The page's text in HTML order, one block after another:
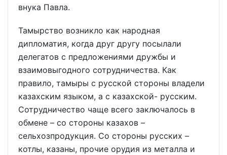
внука Павла.
Тамырство возникло как народная
дипломатия, когда друг другу посылали
делегатов с предложениями дружбы и
взаимовыгодного сотрудничества. Как
правило, тамыры с русской стороны владели
казахским языком, а с казахской- русским.
Сотрудничество чаще всего заключалось в
обмене – со стороны казахов –
сельхозпродукция. Со стороны русских –
котлы, казаны, прочие орудия из металла и